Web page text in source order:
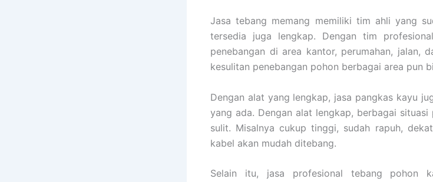
Jasa tebang memang memiliki tim ahli yang
tersedia juga lengkap. Dengan tim
penebangan di area kantor, perumahan, jalan,
kesulitan penebangan pohon berbagai area pun
Dengan alat yang lengkap, jasa pangkas kayu
yang ada. Dengan alat lengkap, berbagai
sulit. Misalnya cukup tinggi, sudah rapuh,
kabel akan mudah ditebang.
Selain itu, jasa profesional tebang pohon